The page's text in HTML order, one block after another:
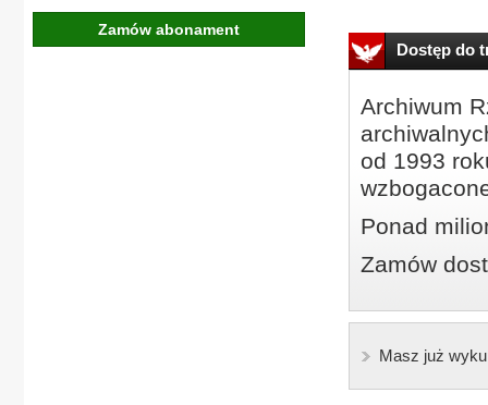
Dostęp do
Archiwum
od 1993
Ponad
Zamów
Masz już
Zamów abonament